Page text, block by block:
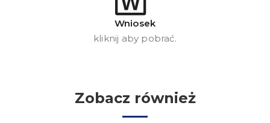
Wniosek
kliknij aby pobrać.
Zobacz również